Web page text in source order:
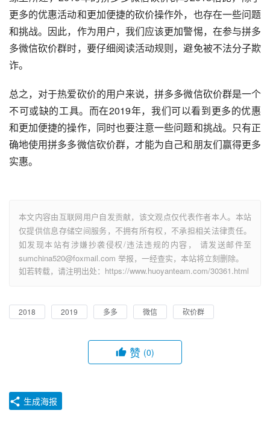
更多的优惠活动和更加便捷的砍价操作外，也存在一些问题
和挑战。因此，作为用户，我们应该更加警惕，在参与拼多
多微信砍价群时，要仔细阅读活动规则，避免被不法分子欺
诈。
总之，对于热爱砍价的用户来说，拼多多微信砍价群是一个
不可或缺的工具。而在2019年，我们可以看到更多的优惠
和更加便捷的操作，同时也要注意一些问题和挑战。只有正
确地使用拼多多微信砍价群，才能为自己和朋友们赢得更多
实惠。
本文内容由互联网用户自发贡献，该文观点仅代表作者本人。本站
仅提供信息存储空间服务，不拥有所有权，不承担相关法律责任。
如发现本站有涉嫌抄袭侵权/违法违规的内容， 请发送邮件至
sumchina520@foxmail.com 举报，一经查实，本站将立刻删除。
如若转载，请注明出处：https://www.huoyanteam.com/30361.html
2018 2019 多多 微信 砍价群
赞 (0)
生成海报